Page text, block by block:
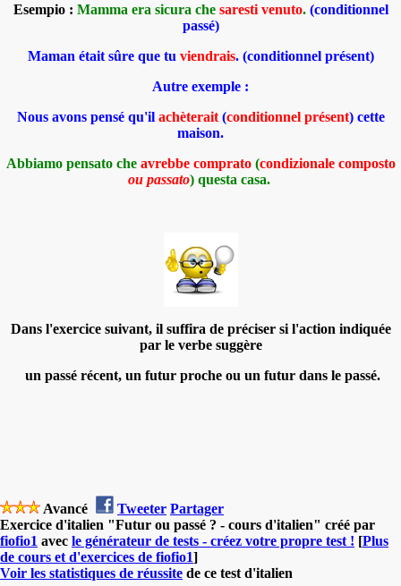
Esempio : Mamma era sicura che saresti venuto. (conditionnel
passé)
Maman était sûre que tu viendrais. (conditionnel présent)
Autre exemple :
Nous avons pensé qu'il achèterait(conditionnel présent) cette
maison.
Abbiamo pensato che avrebbe comprato(condizionale composto
ou passato) questa casa.
Dans l'exercice suivant, il suffira de préciser si l'action indiquée
par le verbe suggère
un passé récent, un futur proche ou un futur dans le passé.
Avancé Tweeter Partager
Exercice d'italien "Futur ou passé ? - cours d'italien" créé par
fiofio1 avec le générateur de tests - créez votre propre test ! [Plus
de cours et d'exercices de fiofio1]
Voir les statistiques de réussite de ce test d'italien